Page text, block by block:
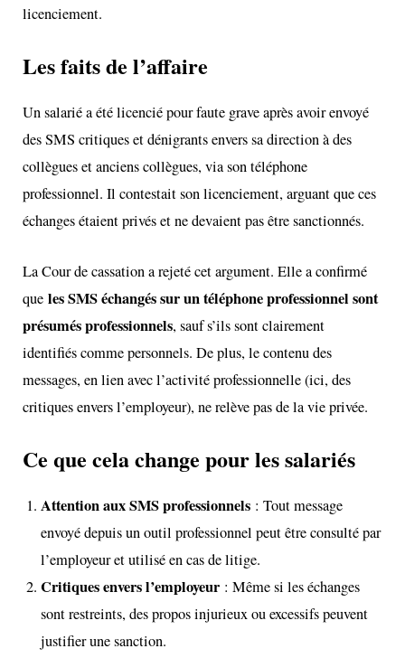
licenciement.
Les faits de l’affaire
Un salarié a été licencié pour faute grave après avoir envoyé
des SMS critiques et dénigrants envers sa direction à des
collègues et anciens collègues, via son téléphone
professionnel. Il contestait son licenciement, arguant que ces
échanges étaient privés et ne devaient pas être sanctionnés.
La Cour de cassation a rejeté cet argument. Elle a confirmé
queles SMS échangés sur un téléphone professionnel sont
présumés professionnels, sauf s’ils sont clairement
identifiés comme personnels. De plus, le contenu des
messages, en lien avec l’activité professionnelle (ici, des
critiques envers l’employeur), ne relève pas de la vie privée.
Ce que cela change pour les salariés
Attention aux SMS professionnels : Tout message
envoyé depuis un outil professionnel peut être consulté par
l’employeur et utilisé en cas de litige.
Critiques envers l’employeur : Même si les échanges
sont restreints, des propos injurieux ou excessifs peuvent
justifier une sanction.